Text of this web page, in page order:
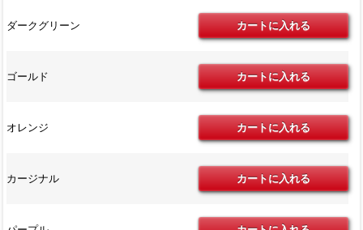
ダークグリーン
ゴールド
オレンジ
カージナル